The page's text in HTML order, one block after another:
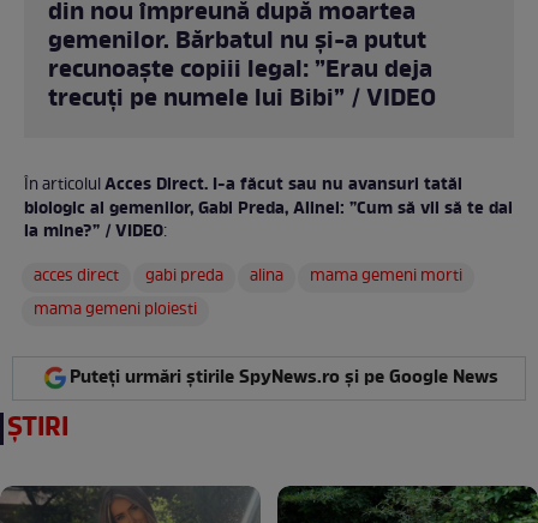
din nou împreună după moartea
gemenilor. Bărbatul nu și-a putut
recunoaște copiii legal: ”Erau deja
trecuți pe numele lui Bibi” / VIDEO
În articolulAcces Direct. I-a făcut sau nu avansuri tatăl
biologic al gemenilor, Gabi Preda, Alinei: ”Cum să vii să te dai
la mine?” / VIDEO:
acces direct
gabi preda alina
mama gemeni morti
mama gemeni ploiesti
Puteți urmări știrile SpyNews.ro și pe Google News
ȘTIRI